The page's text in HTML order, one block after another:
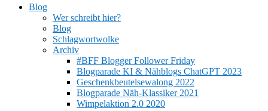
Blog
Wer schreibt hier?
Blog
Schlagwortwolke
Archiv
#BFF Blogger Follower Friday
Blogparade KI & Nähblogs ChatGPT 2023
Geschenkbeutelsewalong 2022
Blogparade Näh-Klassiker 2021
Wimpelaktion 2.0 2020